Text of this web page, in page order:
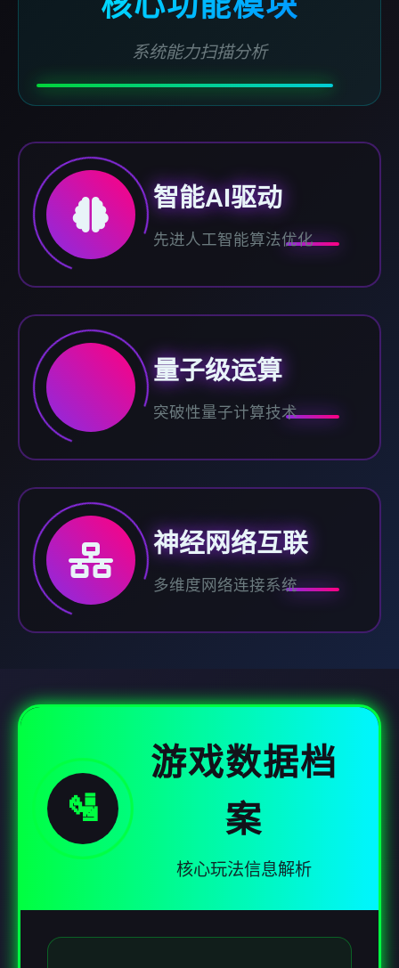
系统能力扫描分析
智能AI驱动
先进人工智能算法优化
量子级运算
突破性量子计算技术
神经网络互联
多维度网络连接系统
🛂
游戏数据档
案
核心玩法信息解析